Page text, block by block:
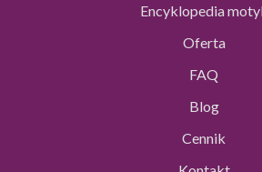
Encyklopedia
Oferta
FAQ
Blog
Cennik